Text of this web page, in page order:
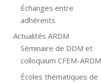
Échanges entre
adhérents
Actualités ARDM
Séminaire de DDM et
colloquium CFEM-ARDM
Écoles thématiques de